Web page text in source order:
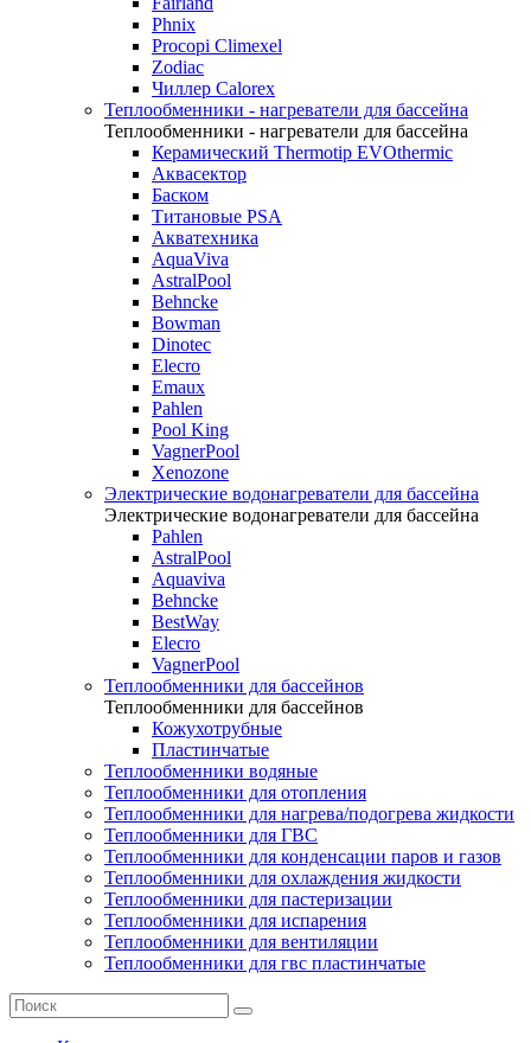
Phnix
Procopi Climexel
Zodiac
Чиллер Calorex
Теплообменники - нагреватели для бассейна
Теплообменники - нагреватели для бассейна
Керамический Thermotip EVOthermic
Аквасектор
Баском
Титановые PSA
Акватехника
AquaViva
AstralPool
Behncke
Bowman
Dinotec
Elecro
Emaux
Pahlen
Pool King
VagnerPool
Xenozone
Электрические водонагреватели для бассейна
Электрические водонагреватели для бассейна
Pahlen
AstralPool
Aquaviva
Behncke
BestWay
Elecro
VagnerPool
Теплообменники для бассейнов
Теплообменники для бассейнов
Кожухотрубные
Пластинчатые
Теплообменники водяные
Теплообменники для отопления
Теплообменники для нагрева/подогрева жидкости
Теплообменники для ГВС
Теплообменники для конденсации паров и газов
Теплообменники для охлаждения жидкости
Теплообменники для пастеризации
Теплообменники для испарения
Теплообменники для вентиляции
Теплообменники для гвс пластинчатые